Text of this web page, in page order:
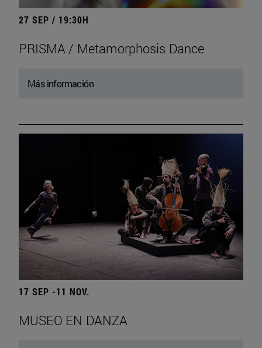
27 SEP / 19:30H
PRISMA / Metamorphosis Dance
Más información
17 SEP -11 NOV.
MUSEO EN DANZA